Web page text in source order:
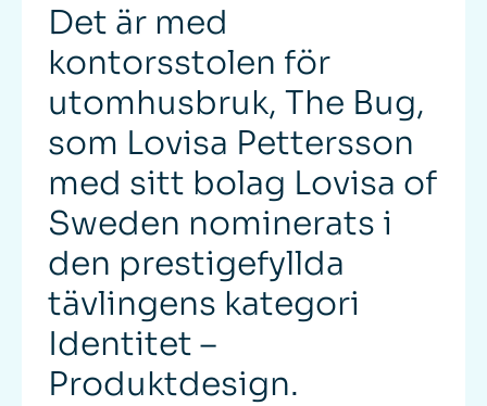
Det är med
kontorsstolen för
utomhusbruk, The Bug,
som Lovisa Pettersson
med sitt bolag Lovisa of
Sweden nominerats i
den prestigefyllda
tävlingens kategori
Identitet –
Produktdesign.